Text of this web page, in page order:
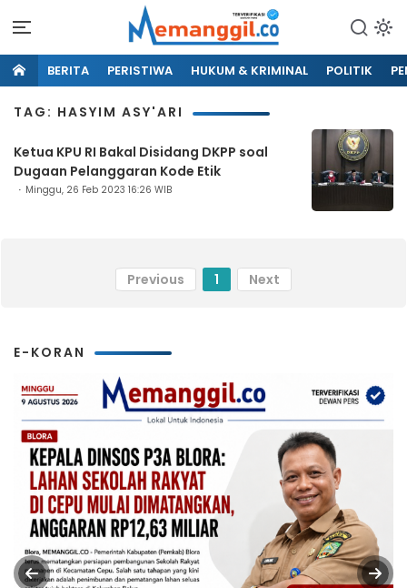
BERITA PERISTIWA HUKUM & KRIMINAL POLITIK
TAG: HASYIM ASY'ARI
Ketua KPU RI Bakal Disidang DKPP soal
Dugaan Pelanggaran Kode Etik
Minggu, 26 Feb 2023 16:26 WIB
Previous 1 Next
E-KORAN